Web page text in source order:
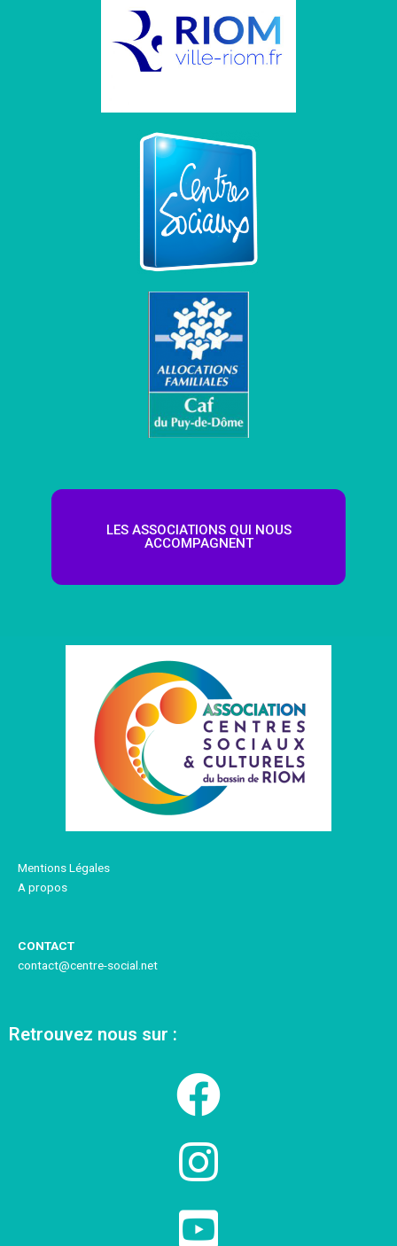
LES ASSOCIATIONS QUI NOUS
ACCOMPAGNENT
Mentions Légales
A propos
CONTACT
contact@centre-social.net
Retrouvez nous sur :